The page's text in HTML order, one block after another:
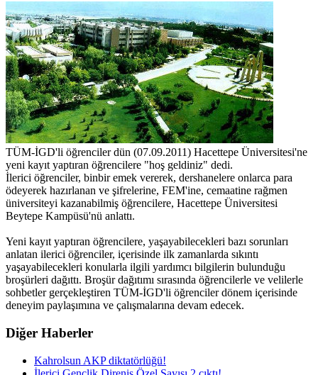
TÜM-İGD'li öğrenciler dün (07.09.2011) Hacettepe Üniversitesi'ne
yeni kayıt yaptıran öğrencilere "hoş geldiniz" dedi.
İlerici öğrenciler, binbir emek vererek, dershanelere onlarca para
ödeyerek hazırlanan ve şifrelerine, FEM'ine, cemaatine rağmen
üniversiteyi kazanabilmiş öğrencilere, Hacettepe Üniversitesi
Beytepe Kampüsü'nü anlattı.
Yeni kayıt yaptıran öğrencilere, yaşayabilecekleri bazı sorunları
anlatan ilerici öğrenciler, içerisinde ilk zamanlarda sıkıntı
yaşayabilecekleri konularla ilgili yardımcı bilgilerin bulunduğu
broşürleri dağıttı. Broşür dağıtımı sırasında öğrencilerle ve velilerle
sohbetler gerçekleştiren TÜM-İGD'li öğrenciler dönem içerisinde
deneyim paylaşımına ve çalışmalarına devam edecek.
Diğer Haberler
Kahrolsun AKP diktatörlüğü!